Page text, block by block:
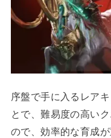
序盤で手に入るレア
とで、難易度の高い
ので、効率的な育成が